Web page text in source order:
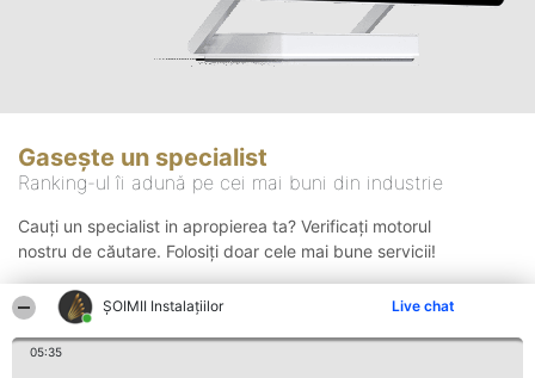
ŞOIMII Instalaţiilor Live chat
05:35
Gasește un specialist
Ranking-ul îi adună pe cei mai buni din industrie
Cauți un specialist in apropierea ta? Verificați motorul
nostru de căutare. Folosiți doar cele mai bune servicii!